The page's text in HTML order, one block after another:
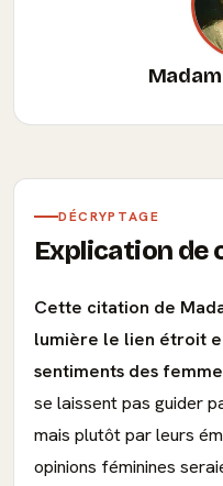
DÉCRYPTAGE
Explication
Cette citation de
lumière le lien étroit
sentiments des
se laissent pas guider
mais plutôt par leurs
opinions féminines